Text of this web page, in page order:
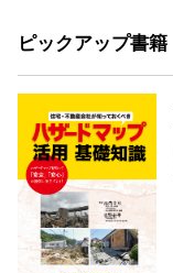
ピックアップ書籍